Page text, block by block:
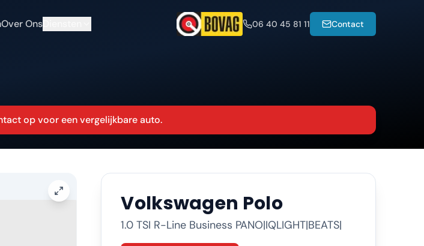
Over Ons 06 40 45 81 11 Contact
op voor een vergelijkbare auto.
Volkswagen Polo
1.0 TSI R-Line Business PANO|IQLIGHT|BEATS|